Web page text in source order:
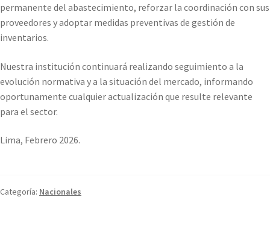
permanente del abastecimiento, reforzar la coordinación con sus
proveedores y adoptar medidas preventivas de gestión de
inventarios.
Nuestra institución continuará realizando seguimiento a la
evolución normativa y a la situación del mercado, informando
oportunamente cualquier actualización que resulte relevante
para el sector.
Lima, Febrero 2026.
Categoría: Nacionales